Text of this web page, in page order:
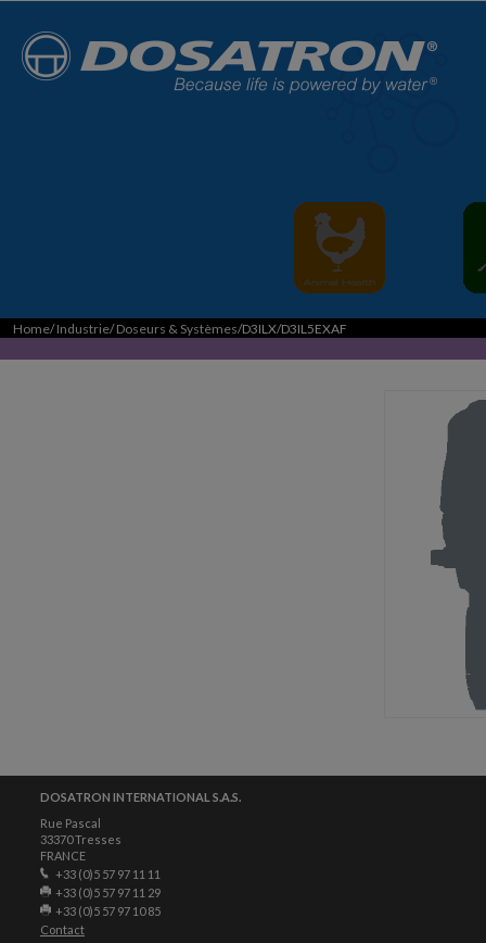
Home/Industrie/Doseurs & Systèmes/D3ILX/D3IL5EXAF
DOSATRON INTERNATIONAL S.A.S.
Rue Pascal
33370 Tresses
FRANCE
+33 (0)5 57 97 11 11
+33 (0)5 57 97 11 29
+33 (0)5 57 97 10 85
Contact